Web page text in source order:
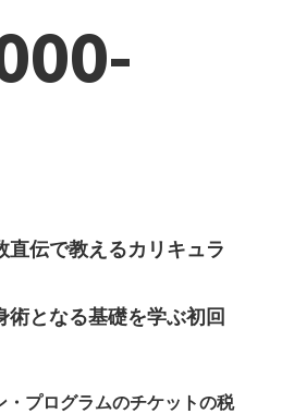
直伝で教えるカリキュラ
術となる基礎を学ぶ初回
・プログラムのチケットの税